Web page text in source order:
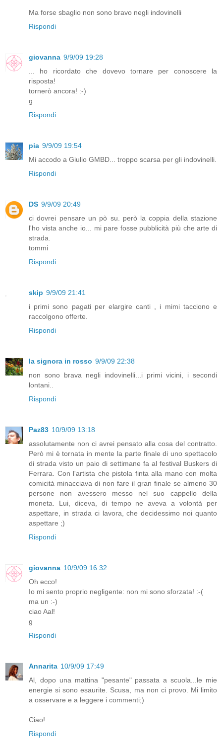
Ma forse sbaglio non sono bravo negli indovinelli
Rispondi
giovanna 9/9/09 19:28
... ho ricordato che dovevo tornare per conoscere la
risposta!
tornerò ancora! :-)
g
Rispondi
pia 9/9/09 19:54
Mi accodo a Giulio GMBD... troppo scarsa per gli indovinelli.
Rispondi
DS 9/9/09 20:49
ci dovrei pensare un pò su. però la coppia della stazione
l'ho vista anche io... mi pare fosse pubblicità più che arte di
strada.
tommi
Rispondi
skip 9/9/09 21:41
i primi sono pagati per elargire canti , i mimi tacciono e
raccolgono offerte.
Rispondi
la signora in rosso 9/9/09 22:38
non sono brava negli indovinelli...i primi vicini, i secondi
lontani..
Rispondi
Paz83 10/9/09 13:18
assolutamente non ci avrei pensato alla cosa del contratto.
Però mi è tornata in mente la parte finale di uno spettacolo
di strada visto un paio di settimane fa al festival Buskers di
Ferrara. Con l'artista che pistola finta alla mano con molta
comicità minacciava di non fare il gran finale se almeno 30
persone non avessero messo nel suo cappello della
moneta. Lui, diceva, di tempo ne aveva a volontà per
aspettare, in strada ci lavora, che decidessimo noi quanto
aspettare ;)
Rispondi
giovanna 10/9/09 16:32
Oh ecco!
Io mi sento proprio negligente: non mi sono sforzata! :-(
ma un :-)
ciao Aal!
g
Rispondi
Annarita 10/9/09 17:49
Al, dopo una mattina "pesante" passata a scuola...le mie
energie si sono esaurite. Scusa, ma non ci provo. Mi limito
a osservare e a leggere i commenti;)
Ciao!
Rispondi